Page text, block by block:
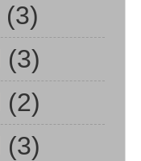
(3)
(3)
(2)
(3)